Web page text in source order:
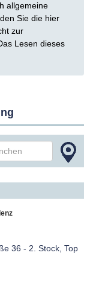
allgemeine
Sie die hier
zur
Lesen dieses
36 - 2. Stock, Top